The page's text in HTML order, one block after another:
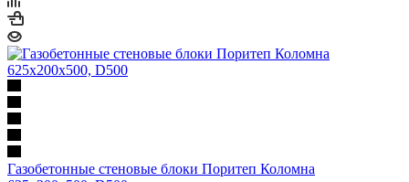
Газобетонные стеновые блоки Поритеп Коломна